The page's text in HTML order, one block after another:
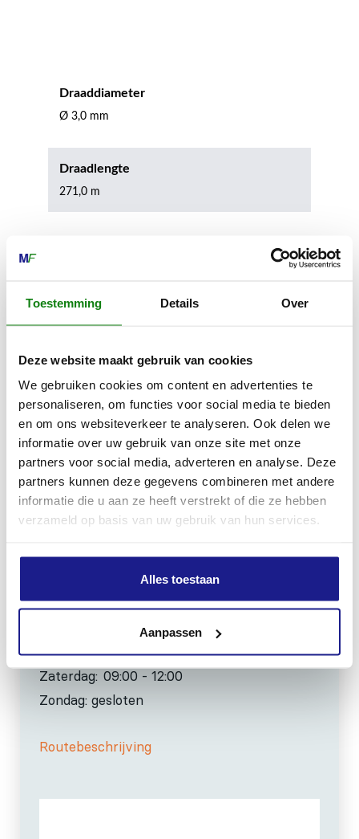
Toestemming Details Over
Deze website maakt gebruik van cookies
We gebruiken cookies om content en advertenties te
personaliseren, om functies voor social media te bieden
en om ons websiteverkeer te analyseren. Ook delen we
informatie over uw gebruik van onze site met onze
partners voor social media, adverteren en analyse. Deze
partners kunnen deze gegevens combineren met andere
informatie die u aan ze heeft verstrekt of die ze hebben
verzameld op basis van uw gebruik van hun services.
Alles toestaan
Aanpassen
Draaddiameter
Ø 3,0 mm
Draadlengte
271,0 m
MECHANISATIE FRANEKER
Kiehoek 26
8801 RD Franeker
0517-396800
info@mechanisatiefraneker.nl
Bij storing: 06-83139573
OPENINGSTIJDEN
Maandag t/m vrijdag: 07:30 - 17:00
Zaterdag: 09:00 - 12:00
Zondag: gesloten
Routebeschrijving